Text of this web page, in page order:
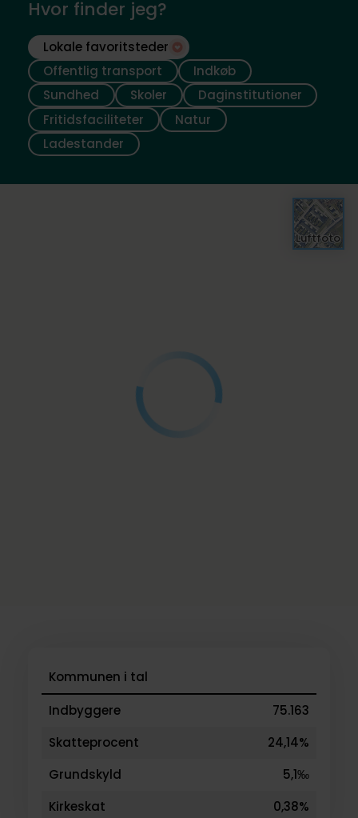
Hvor finder jeg?
Lokale favoritsteder
Offentlig transport
Indkøb
Sundhed
Skoler
Daginstitutioner
Fritidsfaciliteter
Natur
Ladestander
Luftfoto
Kommunen i tal
Indbyggere
75.163
Skatteprocent
24,14%
Grundskyld
5,1‰
Kirkeskat
0,38%